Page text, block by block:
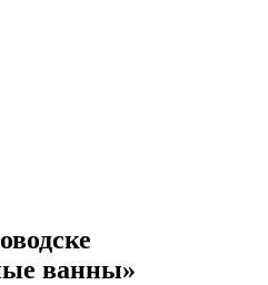
ванны»